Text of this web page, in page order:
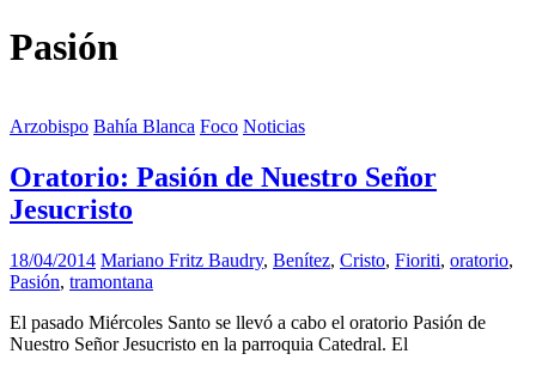
Pasión
Arzobispo Bahía Blanca Foco Noticias
Oratorio: Pasión de Nuestro Señor
Jesucristo
18/04/2014 Mariano Fritz Baudry, Benítez, Cristo, Fioriti, oratorio,
Pasión, tramontana
El pasado Miércoles Santo se llevó a cabo el oratorio Pasión de
Nuestro Señor Jesucristo en la parroquia Catedral. El